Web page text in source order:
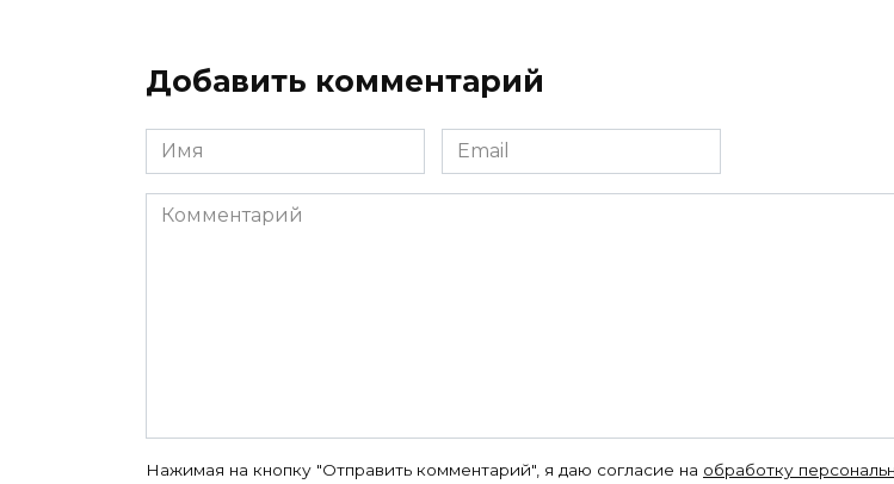
Добавить комментарий
Имя
*
Email
*
Комментарий
Нажимая на кнопку "Отправить комментарий", я даю согласие на обработку